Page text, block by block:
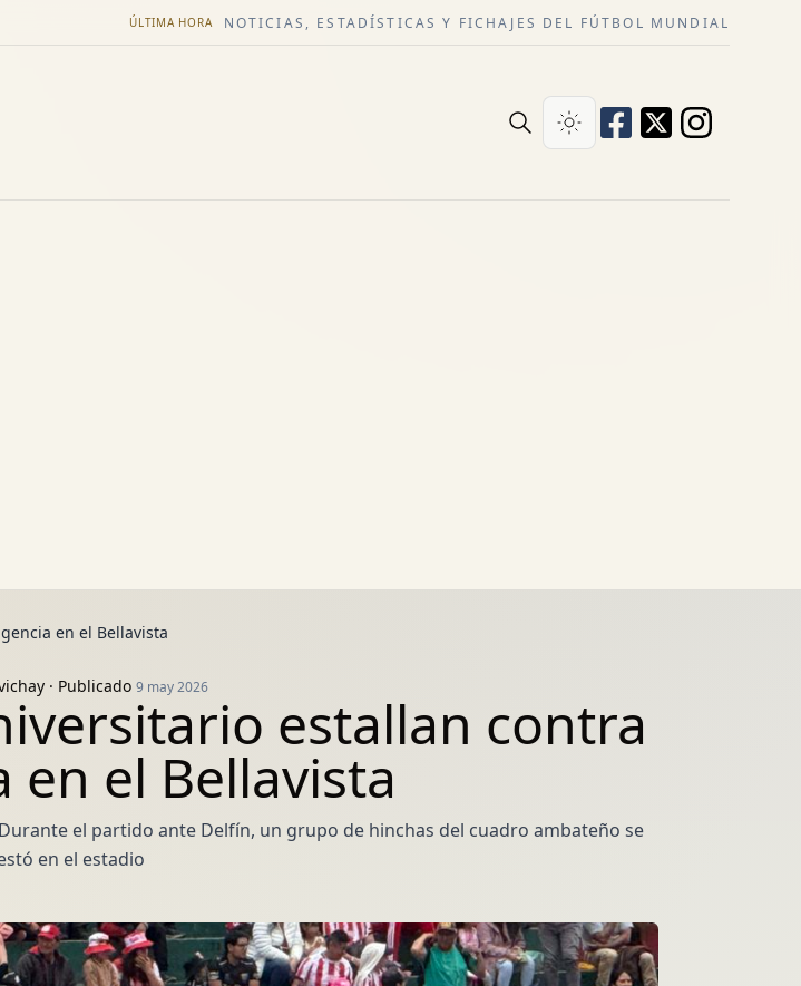
ÚLTIMA HORA NOTICIAS, ESTADÍSTICAS Y FICHAJES DEL FÚTBOL MUNDIAL
en el Bellavista
· Publicado 9 may 2026
estallan contra
en el Bellavista
el partido ante Delfín, un grupo de hinchas del cuadro ambateño se
en el estadio